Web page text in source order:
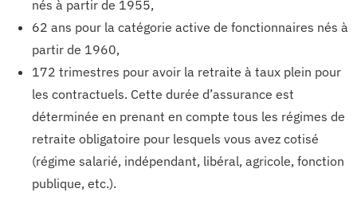
nés à partir de 1955,
62 ans pour la catégorie active de fonctionnaires nés à
partir de 1960,
172 trimestres pour avoir la retraite à taux plein pour
les contractuels. Cette durée d’assurance est
déterminée en prenant en compte tous les régimes de
retraite obligatoire pour lesquels vous avez cotisé
(régime salarié, indépendant, libéral, agricole, fonction
publique, etc.).